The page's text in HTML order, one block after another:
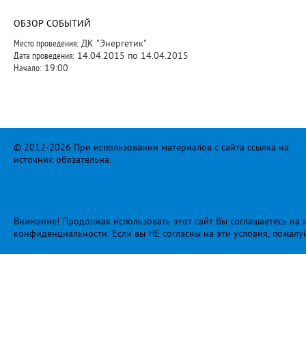
ОБЗОР СОБЫТИЙ
Место проведения: ДК "Энергетик"
Дата проведения: 14.04.2015 по 14.04.2015
Начало: 19:00
© 2012-2026 При использовании материалов с сайта ссылка на
источник обязательна.
Внимание! Продолжая использовать этот сайт Вы соглашаетесь
конфиденциальности. Если вы НЕ согласны на эти условия,